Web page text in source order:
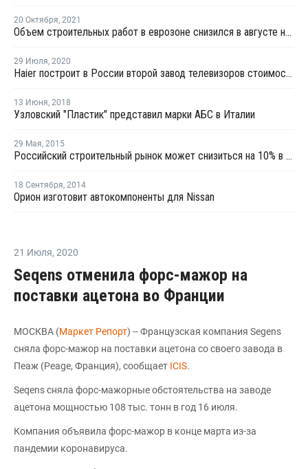
20 Октября, 2021
Объем строительных работ в еврозоне снизился в августе на 1,3%
29 Июля, 2020
Haier построит в России второй завод телевизоров стоимостью более 2 млрд руб.
13 Июня, 2018
Узловский "Пластик" представил марки АБС в Италии
29 Мая, 2015
Российский строительный рынок может снизиться на 10% в 2015 году
18 Сентября, 2014
Орион изготовит автокомпоненты для Nissan
21 Июля, 2020
Seqens отменила форс-мажор на
поставки ацетона во Франции
МОСКВА (Маркет Репорт) -- Французская компания Segens
сняла форс-мажор на поставки ацетона со своего завода в
Пеаж (Peage, Франция), сообщает ICIS.
Seqens сняла форс-мажорные обстоятельства на заводе
ацетона мощностью 108 тыс. тонн в год 16 июля.
Компания объявила форс-мажор в конце марта из-за
пандемии коронавируса.